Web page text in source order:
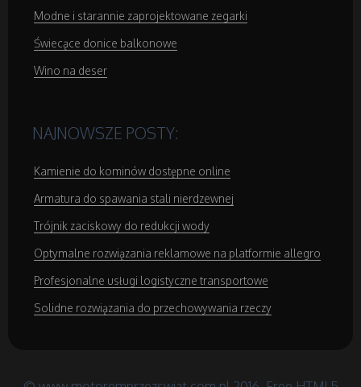
Rekreacja
Hobby
Zajęcia Sportowe i Rekreacyjne
Serwis
Informatyczne
Restauracje, Catering
Modne i starannie zaprojektowane zegarki
Świecące donice balkonowe
Wino na deser
NAJNOWSZE POSTY:
Kamienie do kominów dostępne online
Armatura do spawania stali nierdzewnej
Trójnik zaciskowy do redukcji wody
Optymalne rozwiązania reklamowe na platformie allegro
Profesjonalne usługi logistyczne transportowe
Solidne rozwiązania do przechowywania rzeczy